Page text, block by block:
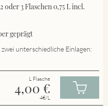
3 Flaschen 0,75 L incl.
geprägt
unterschiedliche Einlagen:
L Flasche
4,00 €
4€/L